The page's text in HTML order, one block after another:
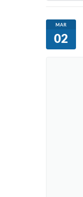
MAR
02